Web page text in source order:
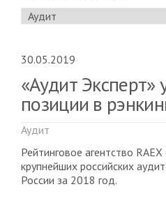
30.05.2019
«Аудит Эксперт»
позиции в
Аудит
Рейтинговое агентство
крупнейших российских
России за 2018 год.